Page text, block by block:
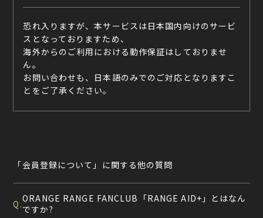
恐れ入りますが、本サービスは日本国内向けのサービ
スとなっておりますため、
海外からのご利用における動作保証はしておりませ
ん。
お問い合わせも、日本語のみでのご対応となりますこ
とをご了承ください。
「会員登録について」に関する他の質問
Q.ORANGE RANGE FANCLUB「RANGE AID+」とはなん
ですか?